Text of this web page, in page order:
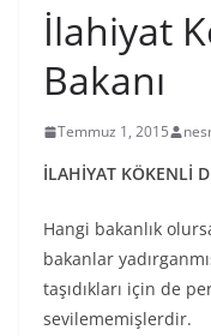
İlahiyat
Bakanı
Temmuz 1, 2015
İLAHİYAT KÖKENLİ
Hangi bakanlık
bakanlar
taşıdıkları için de
sevilememişlerdir.